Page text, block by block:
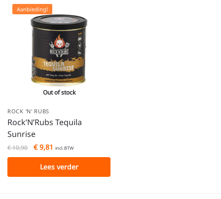
Aanbieding!
Out of stock
ROCK 'N' RUBS
Rock’N’Rubs Tequila
Sunrise
€10,90 €9,81 incl. BTW
Lees verder